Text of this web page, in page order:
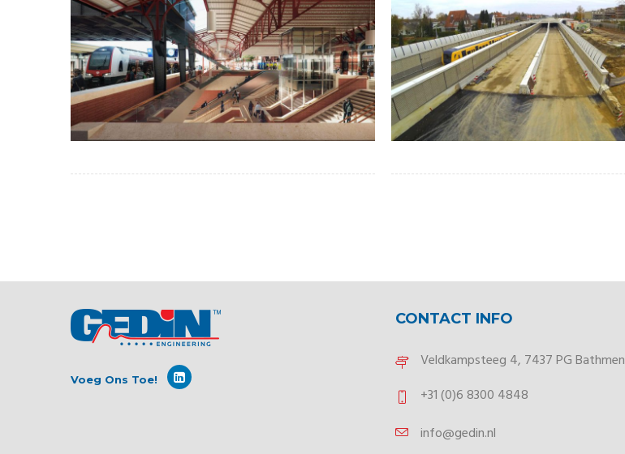
Voeg Ons Toe!
CONTACT INFO
Veldkampsteeg 4, 7437 PG Bathmen
+31 (0)6 8300 4848
info@gedin.nl